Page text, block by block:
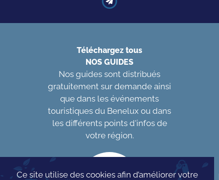
Téléchargez tous
NOS GUIDES
Nos guides sont distribués
gratuitement sur demande ainsi
que dans les événements
touristiques du Benelux ou dans
les différents points d'infos de
votre région.
Ce site utilise des cookies afin d’améliorer votre